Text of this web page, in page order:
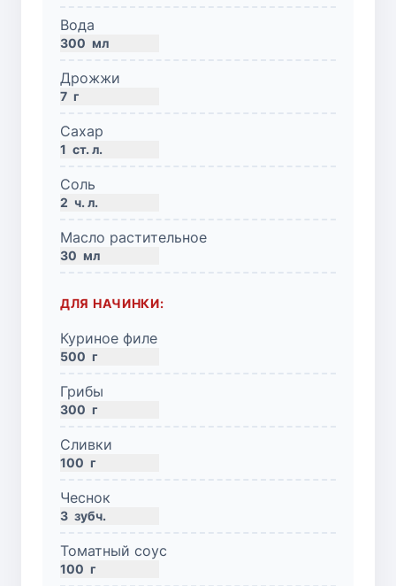
Вода
300 мл
Дрожжи
7 г
Сахар
1 ст. л.
Соль
2 ч. л.
Масло растительное
30 мл
ДЛЯ НАЧИНКИ:
Куриное филе
500 г
Грибы
300 г
Сливки
100 г
Чеснок
3 зубч.
Томатный соус
100 г